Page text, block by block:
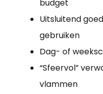
budget
Uitsluitend
gebruiken
Dag- of
“Sfeervol”
vlammen